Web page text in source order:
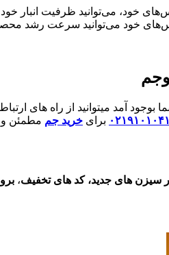
خود، می‌توانید ظرفیت انبار
خود می‌توانید سرعت رشد
آمد میتوانید از راه های
برای خرید جم مطمئن و
سیزن های جدید، کد های تخفیف،